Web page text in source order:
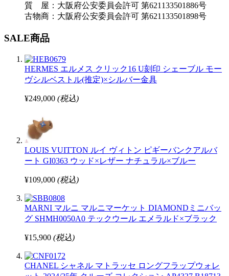
質 屋：大阪府公安委員会許可 第621133501886号
古物商：大阪府公安委員会許可 第621133501898号
SALE商品
HERMES エルメス クリック16 U刻印 シェーブル モー
ヴシルベストル(推定)×シルバー金具
¥249,000 (税込)
LOUIS VUITTON ルイ ヴィトン ピギーバンクアルバ
ート GI0363 ウッド×レザー ナチュラル×ブルー
¥109,000 (税込)
MARNI マルニ マルニマーケット DIAMONDミニバッ
グ SHMH0050A0 テックウール エメラルド×ブラック
¥15,900 (税込)
CHANEL シャネル マトラッセ ロングフラップウォレ